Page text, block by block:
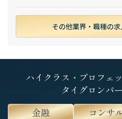
その他業界・職種の
ハイクラス・プロフェ
タイグロンパ
金融
コンサ